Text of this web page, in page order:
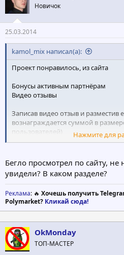
Новичок
25.03.2014
kamol_mix написал(а):
Проект понравилось, из сайта
Бонусы активным партнёрам
Видео отзывы
Записав видео отзыв и разместив
вознаграждается суммой в
пользователей)
Рекламные баннера
Размещение рекламного баннера
различного рода инвестиционных
суммой в размере $4(только для
Реферальные ссылки
Размещение своей реферальной
соц. сетях вознаграждается
Нажмите для
Бегло просмотрел по сайту, не
увидели? В каком разделе?
Реклама: 🔥 Хочешь получить
Polymarket? Кликай сюда!
OkMonday
ТОП-МАСТЕР